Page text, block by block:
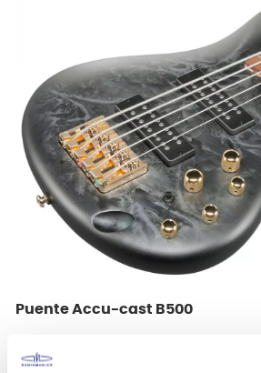
Puente Accu-cast B500
El puente Accu-cast B500 tiene
para un espaciado variable de